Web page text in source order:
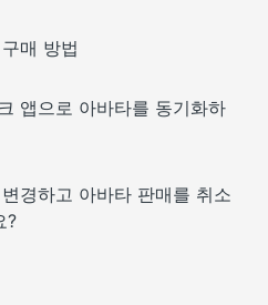
매 방법
앱으로 아바타를 동기화하
경하고 아바타 판매를 취소
?